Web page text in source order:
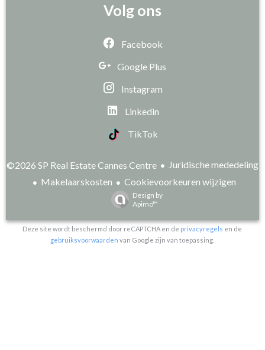
Volg ons
Facebook
Google Plus
Instagram
Linkedin
TikTok
©2026 SP Real Estate Cannes Centre
Juridische mededeling
Makelaarskosten
Cookievoorkeuren wijzigen
Design by
Apimo™
Deze site wordt beschermd door reCAPTCHA en de privacyregels en de
gebruiksvoorwaarden van Google zijn van toepassing.